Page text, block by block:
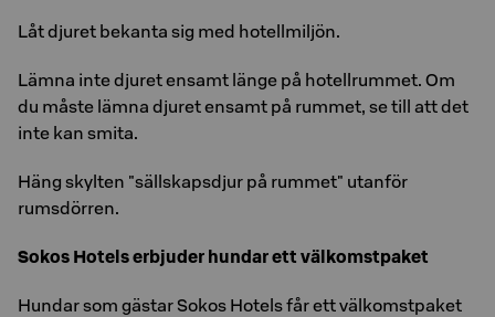
Låt djuret bekanta sig med hotellmiljön.
Lämna inte djuret ensamt länge på hotellrummet. Om
du måste lämna djuret ensamt på rummet, se till att det
inte kan smita.
Häng skylten "sällskapsdjur på rummet" utanför
rumsdörren.
Sokos Ho­tels er­bju­der hun­dar ett väl­komst­pa­ket
Hun­dar som gäs­tar Sokos Ho­tels får ett väl­komst­pa­ket